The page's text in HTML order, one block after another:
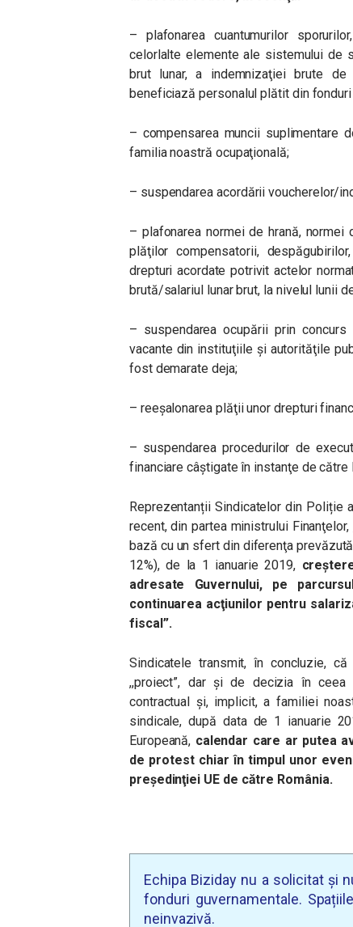
– plafonarea cuantumurilor
celorlalte elemente ale sistemului de
brut lunar, a indemnizaţiei brute
beneficiază personalul plătit din
– compensarea muncii suplimentare
familia noastră ocupaţională;
– suspendarea acordării voucherelor/
– plafonarea normei de hrană, normei
plăţilor compensatorii,
drepturi acordate potrivit actelor
brută/salariul lunar brut, la nivelul lunii
– suspendarea ocupării prin
vacante din instituţiile şi autorităţile
fost demarate deja;
– reeşalonarea plăţii unor drepturi
– suspendarea procedurilor de
financiare câştigate în instanţe de către
Reprezentanții Sindicatelor din Poliție
recent, din partea ministrului Finanţelor,
bază cu un sfert din diferenţa
12%), de la 1 ianuarie 2019,
adresate Guvernului, pe
continuarea acţiunilor pentru
fiscal”.
Sindicatele transmit, în concluzie,
,,proiect”, dar şi de decizia în ceea
contractual şi, implicit, a familiei
sindicale, după data de 1 ianuarie
Europeană, calendar care ar putea
de protest chiar în timpul unor
preşedinţiei UE de către România.
Echipa Biziday nu a solicitat și
fonduri guvernamentale.
neinvazivă.